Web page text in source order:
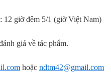
12 giờ đêm 5/1 (giờ Việt Nam)
giá về tác phẩm.
hoặc ndtm42@gmail.com